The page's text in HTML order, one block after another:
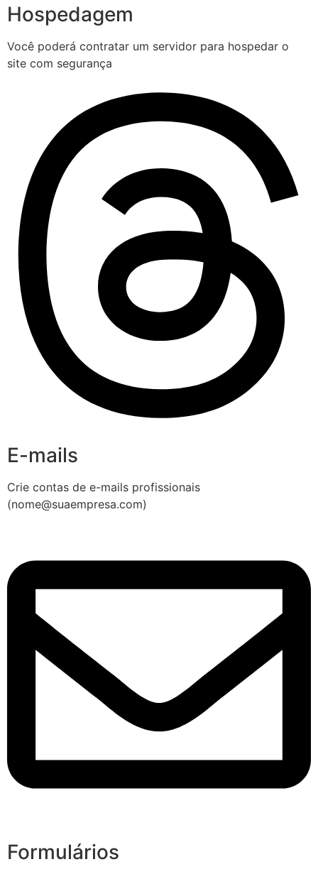
Hospedagem
Você poderá contratar um servidor para hospedar o
site com segurança
E-mails
Crie contas de e-mails profissionais
(nome@suaempresa.com)
Formulários